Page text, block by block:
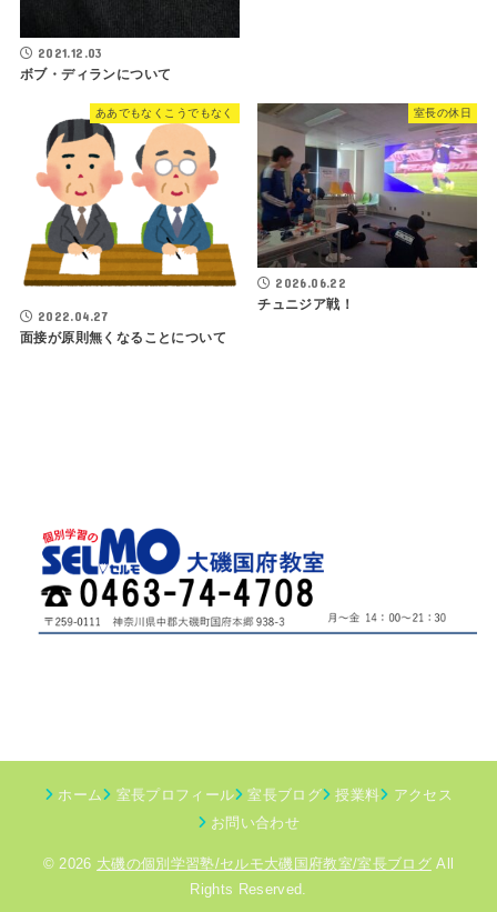
2021.12.03
ボブ・ディランについて
ああでもなくこうでもなく
2022.04.27
面接が原則無くなることについて
室長の休日
2026.06.22
チュニジア戦！
ホーム 室長プロフィール 室長ブログ 授業料
アクセス
お問い合わせ
© 2026 大磯の個別学習塾/セルモ大磯国府教室/室長ブログAll
Rights Reserved.